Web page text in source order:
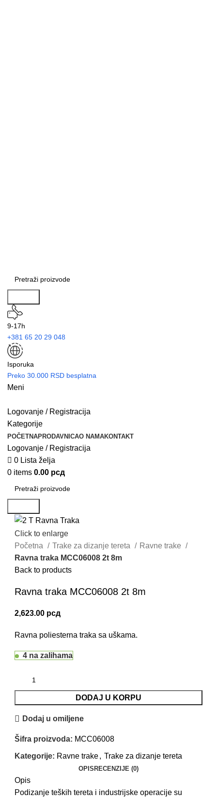
9-17h
+381 65 20 29 048
Isporuka
Preko 30.000 RSD besplatna
Meni
Logovanje / Registracija
Kategorije
POČETNAPRODAVNICAO NAMAKONTAKT
Logovanje / Registracija
0 Lista želja
0 items 0.00 рсд
Click to enlarge
Početna
Trake za dizanje tereta
Ravne trake
Ravna traka MCC06008 2t 8m
Back to products
Ravna traka MCC06008 2t 8m
2,623.00 рсд
Ravna poliesterna traka sa uškama.
4 na zalihama
DODAJ U KORPU
Dodaj u omiljene
Šifra proizvoda: MCC06008
Kategorije: Ravne trake, Trake za dizanje tereta
OPISRECENZIJE (0)
Opis
Podizanje teških tereta i industrijske operacije su